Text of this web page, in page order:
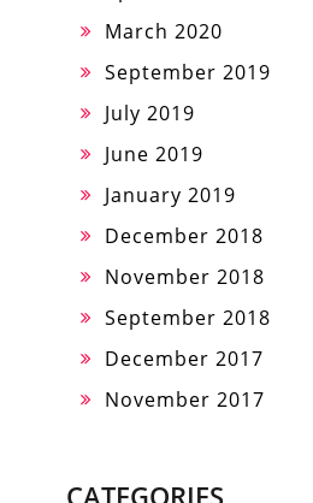
March 2020
September 2019
July 2019
June 2019
January 2019
December 2018
November 2018
September 2018
December 2017
November 2017